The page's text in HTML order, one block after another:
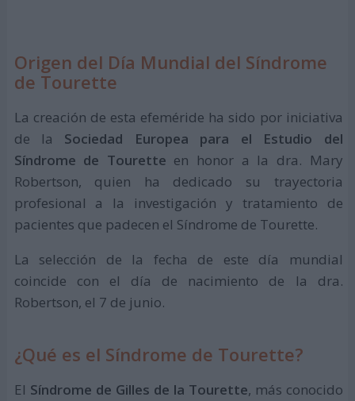
Origen del Día Mundial del Síndrome
de Tourette
La creación de esta efeméride ha sido por iniciativa
de la Sociedad Europea para el Estudio del
Síndrome de Tourette en honor a la dra. Mary
Robertson, quien ha dedicado su trayectoria
profesional a la investigación y tratamiento de
pacientes que padecen el Síndrome de Tourette.
La selección de la fecha de este día mundial
coincide con el día de nacimiento de la dra.
Robertson, el 7 de junio.
¿Qué es el Síndrome de Tourette?
El Síndrome de Gilles de la Tourette, más conocido